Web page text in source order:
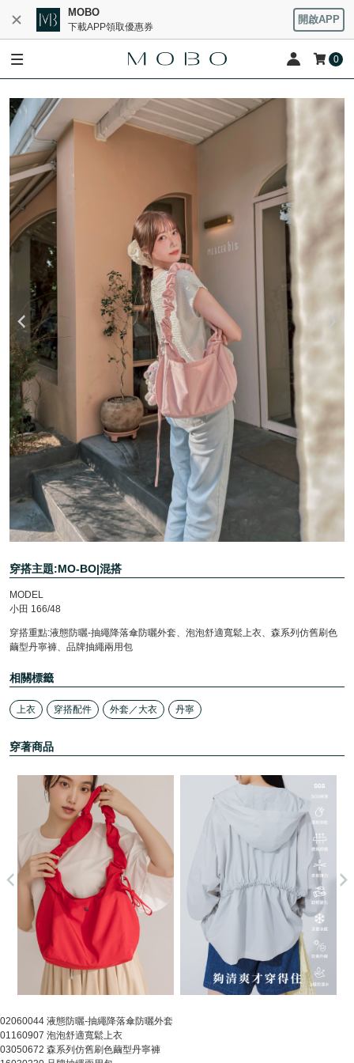
MOBO
下載APP領取優惠券
開啟APP
0
穿搭主題:MO-BO|混搭
MODEL
小田 166/48
穿搭重點:液態防曬-抽繩降落傘防曬外套、泡泡舒適寬鬆上衣、森系列仿舊刷色
繭型丹寧褲、品牌抽繩兩用包
相關標籤
上衣 穿搭配件 外套／大衣 丹寧
穿著商品
02060044 液態防曬-抽繩降落傘防曬外套
01160907 泡泡舒適寬鬆上衣
03050672 森系列仿舊刷色繭型丹寧褲